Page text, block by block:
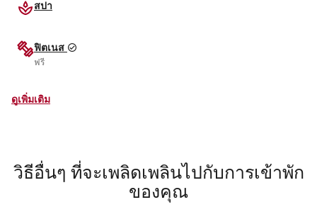
สปา
ฟิตเนส
ฟรี
ดูเพิ่มเติม
วิธีอื่นๆ ที่จะเพลิดเพลินไปกับการเข้าพัก
ของคุณ